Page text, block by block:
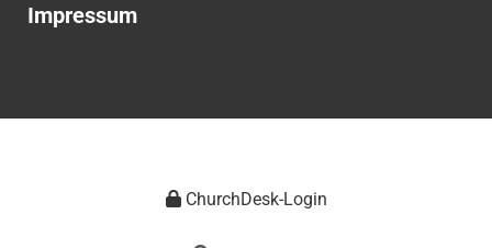
Impressum
ChurchDesk-Login